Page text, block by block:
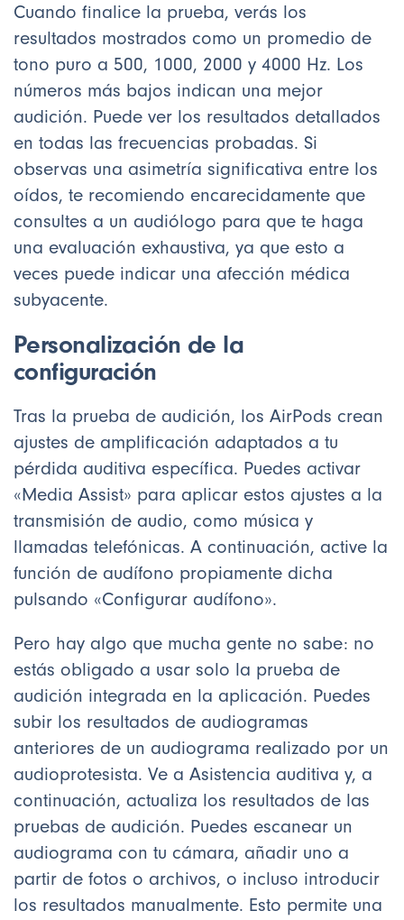
Cuando finalice la prueba, verás los
resultados mostrados como un promedio de
tono puro a 500, 1000, 2000 y 4000 Hz. Los
números más bajos indican una mejor
audición. Puede ver los resultados detallados
en todas las frecuencias probadas. Si
observas una asimetría significativa entre los
oídos, te recomiendo encarecidamente que
consultes a un audiólogo para que te haga
una evaluación exhaustiva, ya que esto a
veces puede indicar una afección médica
subyacente.
Personalización de la
configuración
Tras la prueba de audición, los AirPods crean
ajustes de amplificación adaptados a tu
pérdida auditiva específica. Puedes activar
«Media Assist» para aplicar estos ajustes a la
transmisión de audio, como música y
llamadas telefónicas. A continuación, active la
función de audífono propiamente dicha
pulsando «Configurar audífono».
Pero hay algo que mucha gente no sabe: no
estás obligado a usar solo la prueba de
audición integrada en la aplicación. Puedes
subir los resultados de audiogramas
anteriores de un audiograma realizado por un
audioprotesista. Ve a Asistencia auditiva y, a
continuación, actualiza los resultados de las
pruebas de audición. Puedes escanear un
audiograma con tu cámara, añadir uno a
partir de fotos o archivos, o incluso introducir
los resultados manualmente. Esto permite una